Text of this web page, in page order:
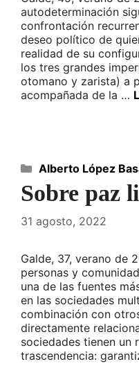
autodeterminación
confrontación
deseo político de
realidad de su
los tres grandes
otomano y zarista) a
acompañada de la …
Sobre paz
31 agosto, 2022
Galde, 37, verano de
personas y
una de las fuentes
en las sociedades
combinación con
directamente
sociedades tienen un
trascendencia:
Categorías
Alberto López